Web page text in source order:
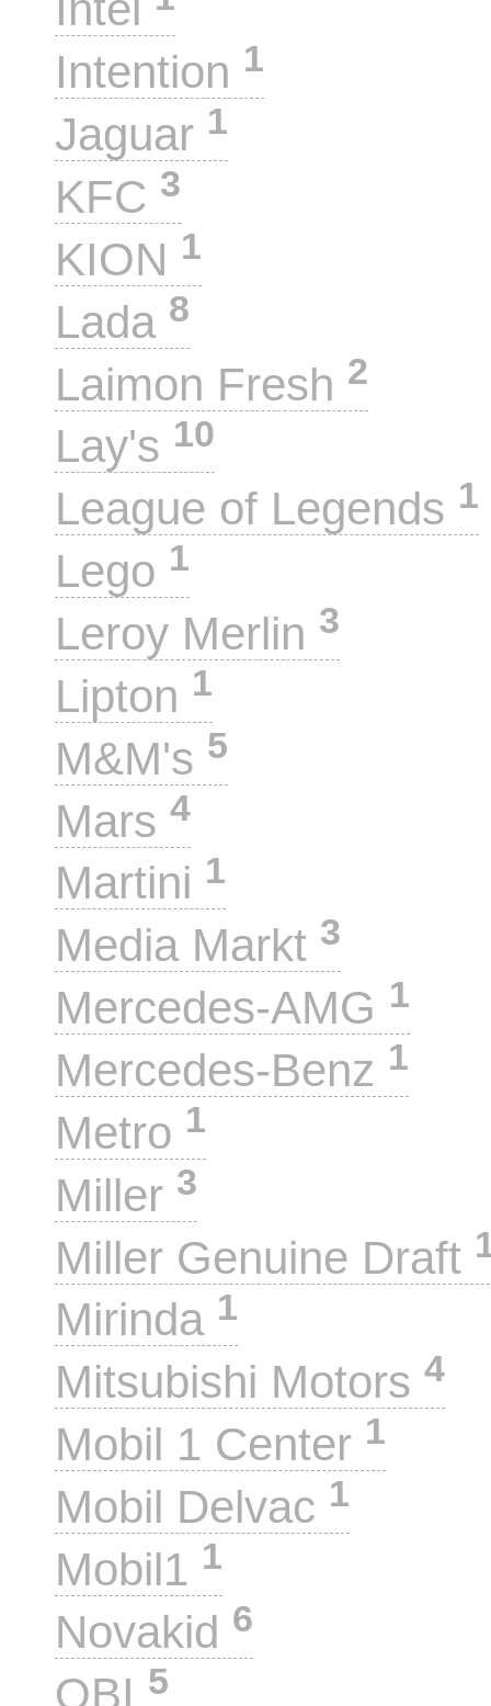
Intention 1
Jaguar 1
KFC 3
KION 1
Lada 8
Laimon Fresh 2
Lay's 10
League of Legends 1
Lego 1
Leroy Merlin 3
Lipton 1
M&M's 5
Mars 4
Martini 1
Media Markt 3
Mercedes-AMG 1
Mercedes-Benz 1
Metro 1
Miller 3
Miller Genuine Draft
Mirinda 1
Mitsubishi Motors 4
Mobil 1 Center 1
Mobil Delvac 1
Mobil1 1
Novakid 6
OBI 5